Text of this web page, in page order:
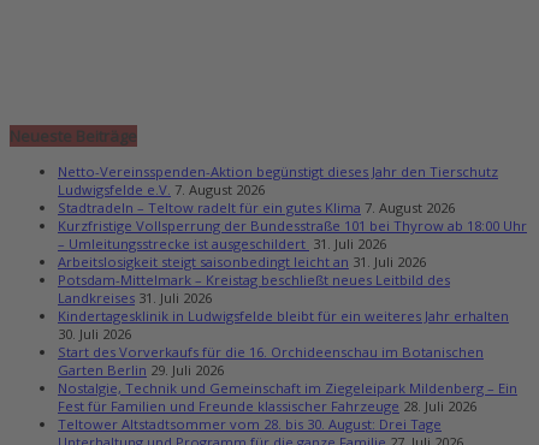
Neueste Beiträge
Netto-Vereinsspenden-Aktion begünstigt dieses Jahr den Tierschutz
Ludwigsfelde e.V. 7. August 2026
Stadtradeln – Teltow radelt für ein gutes Klima 7. August 2026
Kurzfristige Vollsperrung der Bundesstraße 101 bei Thyrow ab 18:00 Uhr
– Umleitungsstrecke ist ausgeschildert 31. Juli 2026
Arbeitslosigkeit steigt saisonbedingt leicht an 31. Juli 2026
Potsdam-Mittelmark – Kreistag beschließt neues Leitbild des
Landkreises 31. Juli 2026
Kindertagesklinik in Ludwigsfelde bleibt für ein weiteres Jahr erhalten
30. Juli 2026
Start des Vorverkaufs für die 16. Orchideenschau im Botanischen
Garten Berlin 29. Juli 2026
Nostalgie, Technik und Gemeinschaft im Ziegeleipark Mildenberg – Ein
Fest für Familien und Freunde klassischer Fahrzeuge 28. Juli 2026
Teltower Altstadtsommer vom 28. bis 30. August: Drei Tage